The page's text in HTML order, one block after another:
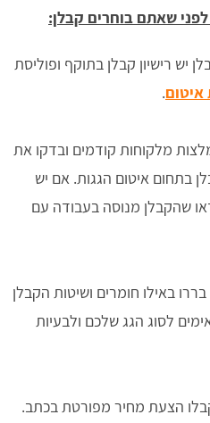
שאתם בוחרים קבלן:
יש רישיון קבלן בתוקף ופוליסת
איטום.
מלקוחות קודמים ובדקו את
בתחום איטום הגגות. אם יש
שהקבלן מנוסה בעבודה עם
בררו באילו חומרים ושיטות הקבלן
לסוג הגג שלכם ולבעיות
הצעת מחיר מפורטת בכתב.